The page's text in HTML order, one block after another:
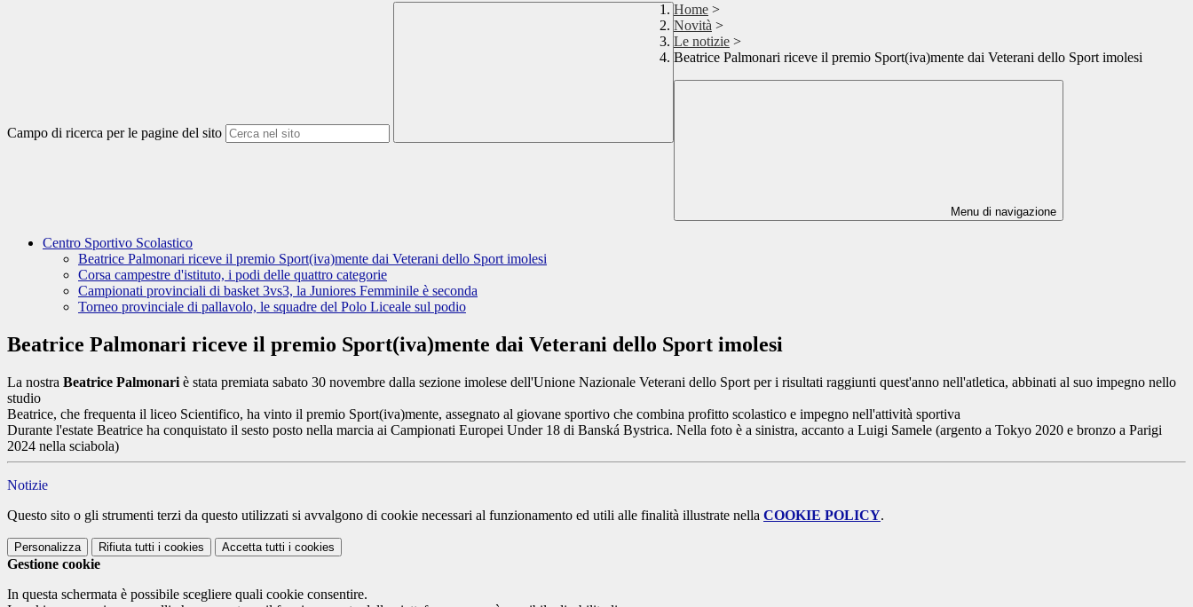
Campo di ricerca per le pagine del sito
Home >
Novità >
Le notizie >
Beatrice Palmonari riceve il premio Sport(iva)mente dai Veterani dello Sport imolesi
Menu di navigazione
Centro Sportivo Scolastico
Beatrice Palmonari riceve il premio Sport(iva)mente dai Veterani dello Sport imolesi
Corsa campestre d'istituto, i podi delle quattro categorie
Campionati provinciali di basket 3vs3, la Juniores Femminile è seconda
Torneo provinciale di pallavolo, le squadre del Polo Liceale sul podio
Beatrice Palmonari riceve il premio Sport(iva)mente dai Veterani dello Sport imolesi
La nostra Beatrice Palmonari è stata premiata sabato 30 novembre dalla sezione imolese dell'Unione Nazionale Veterani dello Sport per i risultati raggiunti quest'anno nell'atletica, abbinati al suo impegno nello
studio
Beatrice, che frequenta il liceo Scientifico, ha vinto il premio Sport(iva)mente, assegnato al giovane sportivo che combina profitto scolastico e impegno nell'attività sportiva
Durante l'estate Beatrice ha conquistato il sesto posto nella marcia ai Campionati Europei Under 18 di Banská Bystrica. Nella foto è a sinistra, accanto a Luigi Samele (argento a Tokyo 2020 e bronzo a Parigi
2024 nella sciabola)
Notizie
Questo sito o gli strumenti terzi da questo utilizzati si avvalgono di cookie necessari al funzionamento ed utili alle finalità illustrate nella COOKIE POLICY.
Personalizza Rifiuta tutti i cookies Accetta tutti i cookies
Gestione cookie
In questa schermata è possibile scegliere quali cookie consentire.